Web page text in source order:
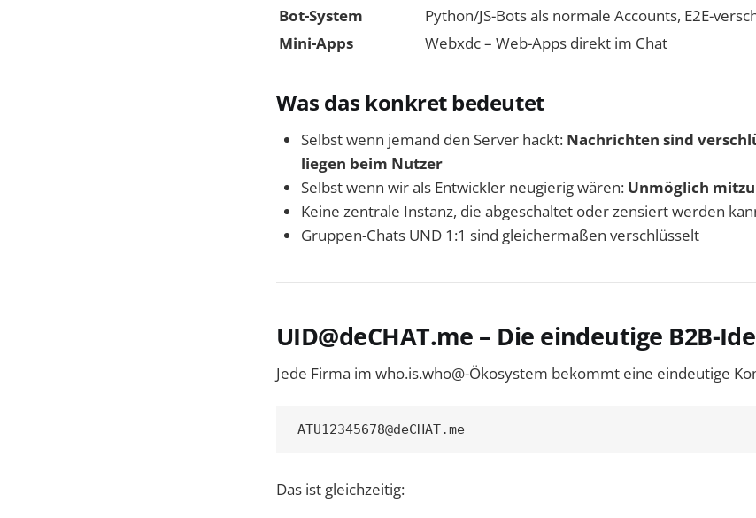
Bot-System
Python/JS-Bots als normale Accounts, E2E-
Mini-Apps
Webxdc – Web-Apps direkt im Chat
Was das konkret bedeutet
Selbst wenn jemand den Server hackt: Nachrichten sind
liegen beim Nutzer
Selbst wenn wir als Entwickler neugierig wären: Unmöglich
Keine zentrale Instanz, die abgeschaltet oder zensiert werden
Gruppen-Chats UND 1:1 sind gleichermaßen verschlüsselt
UID@deCHAT.me – Die eindeutige B2B-
Jede Firma im who.is.who@-Ökosystem bekommt eine eindeutige
ATU12345678@deCHAT.me
Das ist gleichzeitig: